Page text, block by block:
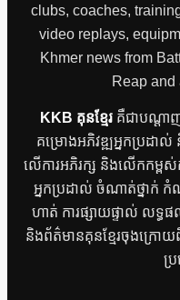
clubs, coaches,
video replays,
Khmer news from
Reap and
KKB គុនខ្មែរគឺជាបណ្តាញផ្
គម្រោងអភិវឌ្ឍអ្នកប្រដាល់
លើការអភិរក្ស និងលើកកម្ពស់ក្
អ្នកប្រដាល់ ចំណាត់ថ្នាក់ កំ
ហាត់ ការផ្សាយផ្ទាល់ លទ្ធ
និងព័ត៌មានគុនខ្មែរចុងក្រោ
ប្